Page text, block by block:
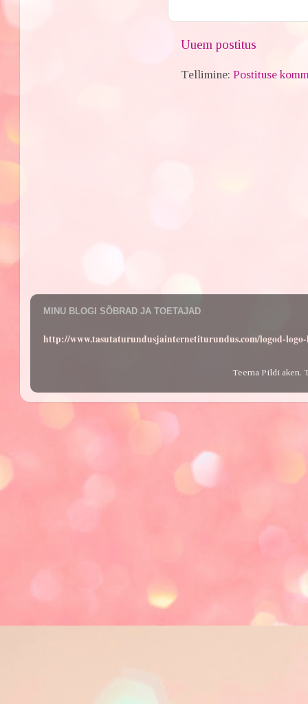
Uuem postitus
Tellimine:Postituse
MINU BLOGI SÕBRAD JA TOETAJAD
http://www.tasutaturundusjainternetiturundus.com/logod-
Teema Pildi aken.